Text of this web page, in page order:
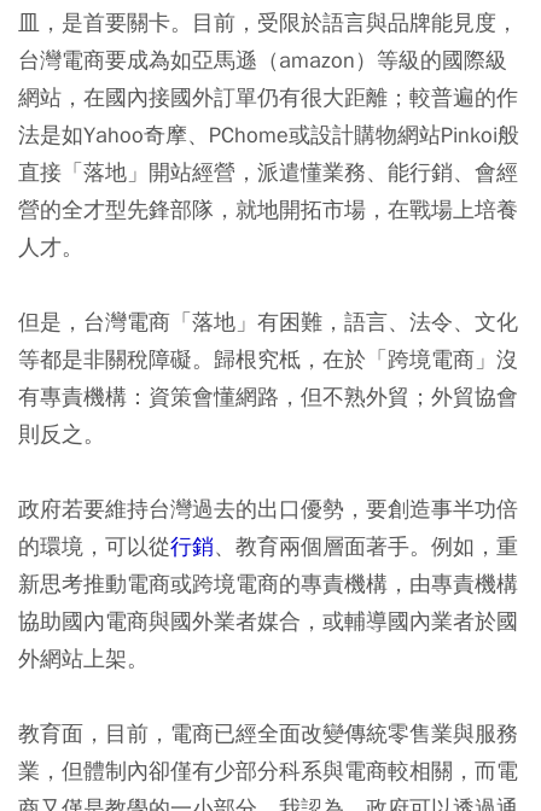
皿，是首要關卡。目前，受限於語言與品牌能見度，
台灣電商要成為如亞馬遜（amazon）等級的國際級
網站，在國內接國外訂單仍有很大距離；較普遍的作
法是如Yahoo奇摩、PChome或設計購物網站Pinkoi般
直接「落地」開站經營，派遣懂業務、能行銷、會經
營的全才型先鋒部隊，就地開拓市場，在戰場上培養
人才。
但是，台灣電商「落地」有困難，語言、法令、文化
等都是非關稅障礙。歸根究柢，在於「跨境電商」沒
有專責機構：資策會懂網路，但不熟外貿；外貿協會
則反之。
政府若要維持台灣過去的出口優勢，要創造事半功倍
的環境，可以從行銷、教育兩個層面著手。例如，重
新思考推動電商或跨境電商的專責機構，由專責機構
協助國內電商與國外業者媒合，或輔導國內業者於國
外網站上架。
教育面，目前，電商已經全面改變傳統零售業與服務
業，但體制內卻僅有少部分科系與電商較相關，而電